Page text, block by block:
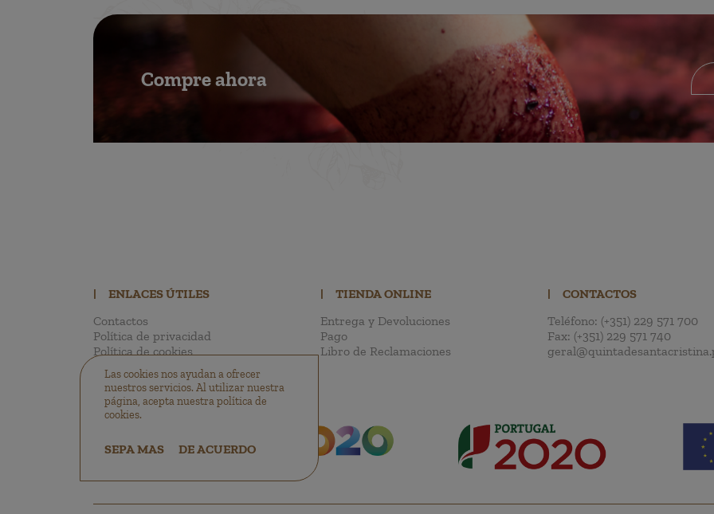
Las cookies nos ayudan a ofrecer
nuestros servicios. Al utilizar nuestra
página, acepta nuestra política de
cookies.
SEPA MAS DE ACUERDO
Compre ahora
|
ENLACES ÚTILES
Contactos
Política de privacidad
Política de cookies
|
TIENDA ONLINE
Entrega y Devoluciones
Pago
Libro de Reclamaciones
|
CONTACTOS
Teléfono: (+351) 229 571 700
Fax: (+351) 229 571 740